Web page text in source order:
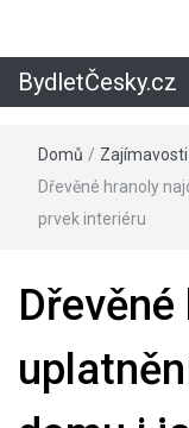
BydletČesky.cz
Domů / Zajímavosti
Dřevěné hranoly
prvek interiéru